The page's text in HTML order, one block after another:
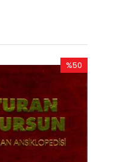
%50
İndirim